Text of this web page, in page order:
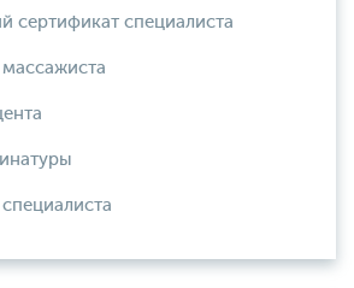
сертификат специалиста